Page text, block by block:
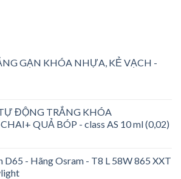
GẠN KHÓA NHỰA, KẺ VẠCH -
ĐỘNG TRẮNG KHÓA
QUẢ BÓP - class AS 10 ml (0,02)
D65 - Hãng Osram - T8 L 58W 865 XXT